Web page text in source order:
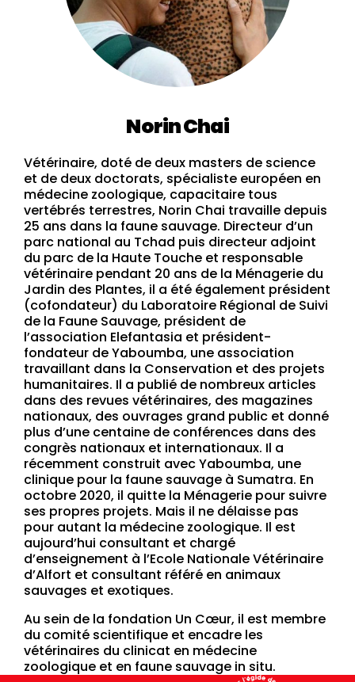
Norin Chai
Vétérinaire, doté de deux masters de science
et de deux doctorats, spécialiste européen en
médecine zoologique, capacitaire tous
vertébrés terrestres, Norin Chai travaille depuis
25 ans dans la faune sauvage. Directeur d’un
parc national au Tchad puis directeur adjoint
du parc de la Haute Touche et responsable
vétérinaire pendant 20 ans de la Ménagerie du
Jardin des Plantes, il a été également président
(cofondateur) du Laboratoire Régional de Suivi
de la Faune Sauvage, président de
l’association Elefantasia et président-
fondateur de Yaboumba, une association
travaillant dans la Conservation et des projets
humanitaires. Il a publié de nombreux articles
dans des revues vétérinaires, des magazines
nationaux, des ouvrages grand public et donné
plus d’une centaine de conférences dans des
congrès nationaux et internationaux. Il a
récemment construit avec Yaboumba, une
clinique pour la faune sauvage à Sumatra. En
octobre 2020, il quitte la Ménagerie pour suivre
ses propres projets. Mais il ne délaisse pas
pour autant la médecine zoologique. Il est
aujourd’hui consultant et chargé
d’enseignement à l’Ecole Nationale Vétérinaire
d’Alfort et consultant référé en animaux
sauvages et exotiques.
Au sein de la fondation Un Cœur, il est membre
du comité scientifique et encadre les
vétérinaires du clinicat en médecine
zoologique et en faune sauvage in situ.